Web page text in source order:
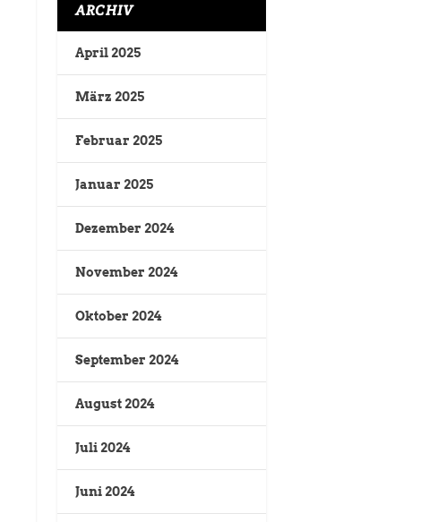
ARCHIV
April 2025
März 2025
Februar 2025
Januar 2025
Dezember 2024
November 2024
Oktober 2024
September 2024
August 2024
Juli 2024
Juni 2024